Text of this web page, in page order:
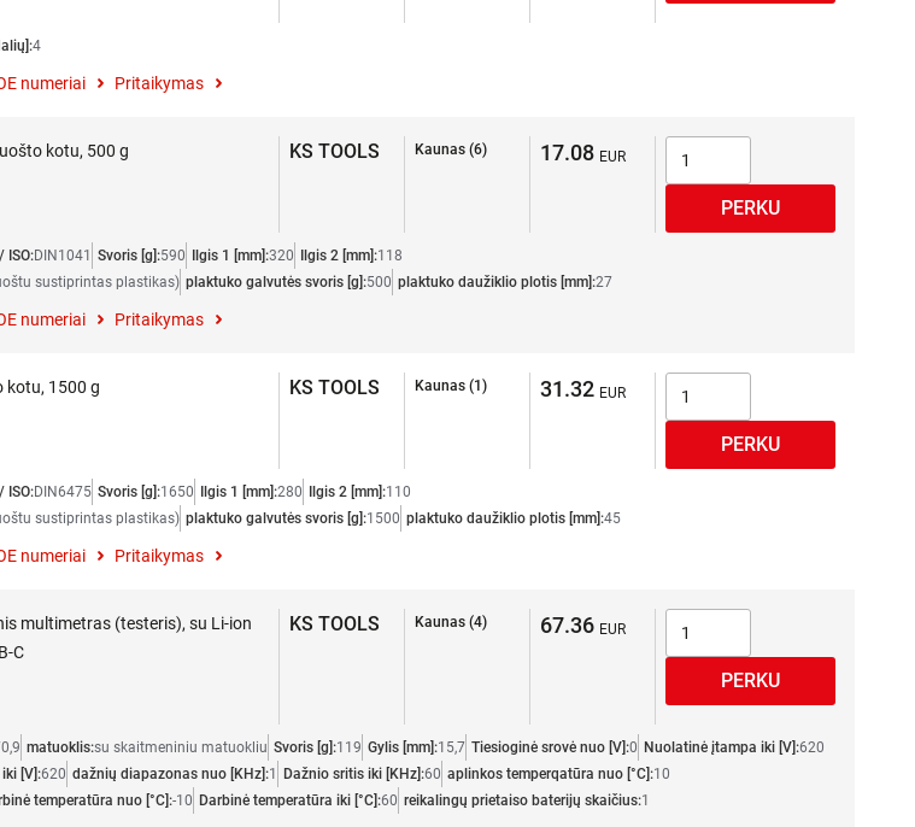
4
numeriai Pritaikymas
kotu, 500 g KS TOOLS Kaunas (6) 17.08
ISO:DIN1041 Svoris [g]:590 Ilgis 1 [mm]:320 Ilgis 2 [mm]:118
sustiprintas plastikas) plaktuko galvutės svoris [g]:500 plaktuko daužiklio plotis [mm]:27
numeriai Pritaikymas
kotu, 1500 g KS TOOLS Kaunas (1) 31.32
ISO:DIN6475 Svoris [g]:1650 Ilgis 1 [mm]:280 Ilgis 2 [mm]:110
sustiprintas plastikas) plaktuko galvutės svoris [g]:1500 plaktuko daužiklio plotis [mm]:45
numeriai Pritaikymas
multimetras (testeris), su Li-ion
C
KS TOOLS Kaunas (4) 67.36
matuoklis:su skaitmeniniu matuokliu Svoris [g]:119 Gylis [mm]:15,7 Tiesioginė srovė nuo [V]:0 Nuolatinė įtampa iki [V]:620
[V]:620 dažnių diapazonas nuo [KHz]:1 Dažnio sritis iki [KHz]:60 aplinkos temperqatūra nuo [°C]:10
temperatūra nuo [°C]:-10 Darbinė temperatūra iki [°C]:60 reikalingų prietaiso baterijų skaičius:1